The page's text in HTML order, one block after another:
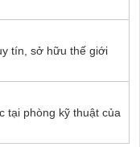
tín, sở hữu thế giới
tại phòng kỹ thuật của